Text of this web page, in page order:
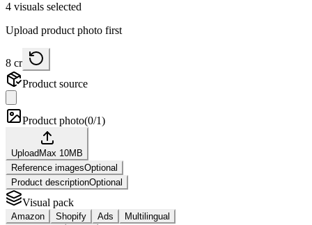
4 visuals selected
Upload product photo first
8 cr
Product source
Product photo(0/1)
Upload Max 10MB
Reference imagesOptional
Product descriptionOptional
Visual pack
Amazon Shopify Ads
Multilingual